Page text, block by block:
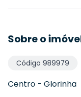
Sobre o
Código 989979
Centro - Glorinha